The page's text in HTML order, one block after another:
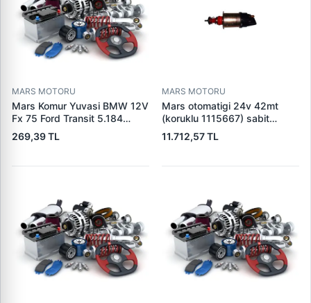
MARS MOTORU
Mars Komur Yuvasi BMW 12V
Fx 75 Ford Transit 5.184
Visteon | PARS PRS-BHL230
| OEM 97VB11000AA
269,39 TL
MARS MOTORU
Mars otomatigi 24v 42mt
(koruklu 1115667) sabit
pistonlu 3604650rx 7t0258
7x1955
11.712,57 TL